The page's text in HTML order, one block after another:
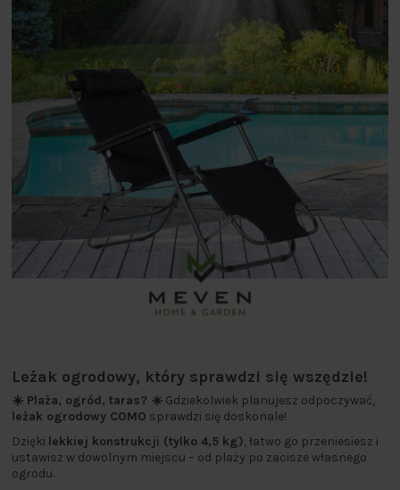
Leżak ogrodowy, który sprawdzi się wszędzie!
☀️ Plaża, ogród, taras? ☀️ Gdziekolwiek planujesz odpoczywać,
leżak ogrodowy COMO sprawdzi się doskonale!
Dzięki lekkiej konstrukcji (tylko 4,5 kg), łatwo go przeniesiesz i
ustawisz w dowolnym miejscu – od plaży po zacisze własnego
ogrodu.